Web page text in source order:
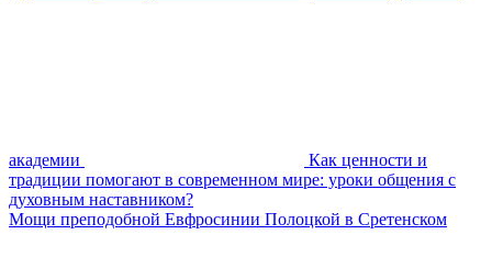
академии
Как ценности и
традиции помогают в современном мире: уроки общения с
духовным наставником?
Мощи преподобной Евфросинии Полоцкой в Сретенском